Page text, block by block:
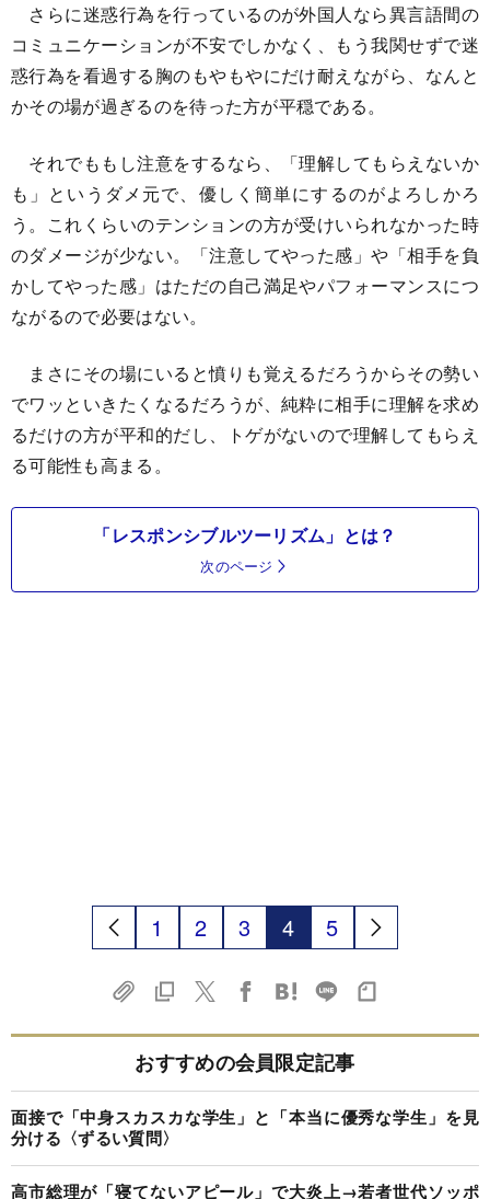
さらに迷惑行為を行っているのが外国人なら異言語間の
コミュニケーションが不安でしかなく、もう我関せずで迷
惑行為を看過する胸のもやもやにだけ耐えながら、なんと
かその場が過ぎるのを待った方が平穏である。
それでももし注意をするなら、「理解してもらえないか
も」というダメ元で、優しく簡単にするのがよろしかろ
う。これくらいのテンションの方が受けいられなかった時
のダメージが少ない。「注意してやった感」や「相手を負
かしてやった感」はただの自己満足やパフォーマンスにつ
ながるので必要はない。
まさにその場にいると憤りも覚えるだろうからその勢い
でワッといきたくなるだろうが、純粋に相手に理解を求め
るだけの方が平和的だし、トゲがないので理解してもらえ
る可能性も高まる。
「レスポンシブルツーリズム」とは？
次のページ
1 2 3 4 5
おすすめの会員限定記事
面接で「中身スカスカな学生」と「本当に優秀な学生」を見
分ける〈ずるい質問〉
高市総理が「寝てないアピール」で大炎上→若者世代ソッポ